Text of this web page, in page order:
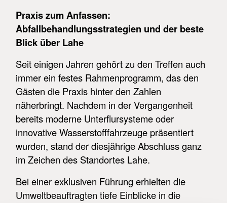
Praxis zum Anfassen:
Abfallbehandlungsstrategien und der beste
Blick über Lahe
Seit einigen Jahren gehört zu den Treffen auch
immer ein festes Rahmenprogramm, das den
Gästen die Praxis hinter den Zahlen
näherbringt. Nachdem in der Vergangenheit
bereits moderne Unterflursysteme oder
innovative Wasserstofffahrzeuge präsentiert
wurden, stand der diesjährige Abschluss ganz
im Zeichen des Standortes Lahe.
Bei einer exklusiven Führung erhielten die
Umweltbeauftragten tiefe Einblicke in die